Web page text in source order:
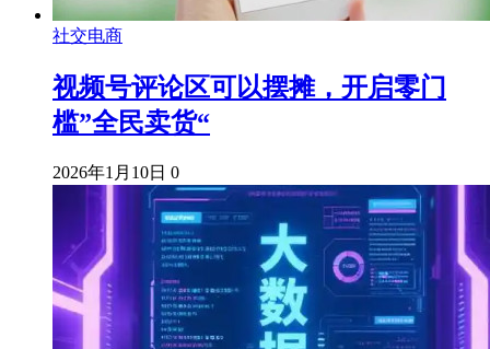
社交电商
视频号评论区可以摆摊，开启零门
槛”全民卖货“
2026年1月10日 0